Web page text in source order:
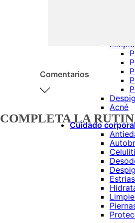
Acné
Cuidado
Comentarios
Por favor, inicia sesión
para escribir un
comentario.
COMPLETA LA